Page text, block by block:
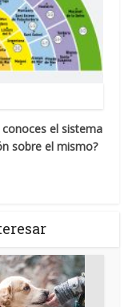
el sistema
sobre el mismo?